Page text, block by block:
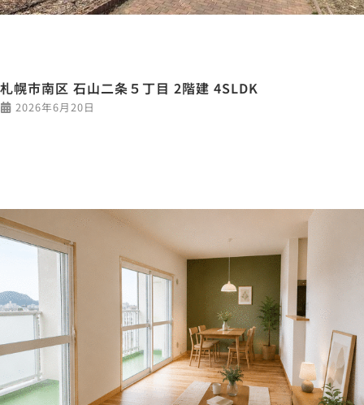
札幌市南区 石山二条５丁目 2階建 4SLDK
2026年6月20日